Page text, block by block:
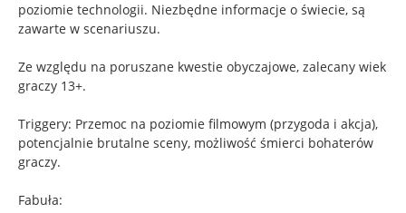
poziomie technologii. Niezbędne informacje o świecie, są
zawarte w scenariuszu.
Ze względu na poruszane kwestie obyczajowe, zalecany wiek
graczy 13+.
Triggery: Przemoc na poziomie filmowym (przygoda i akcja),
potencjalnie brutalne sceny, możliwość śmierci bohaterów
graczy.
Fabuła: